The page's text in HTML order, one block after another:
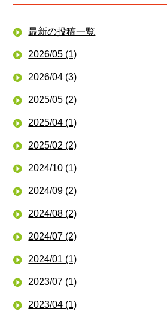
最新の投稿一覧
2026/05 (1)
2026/04 (3)
2025/05 (2)
2025/04 (1)
2025/02 (2)
2024/10 (1)
2024/09 (2)
2024/08 (2)
2024/07 (2)
2024/01 (1)
2023/07 (1)
2023/04 (1)